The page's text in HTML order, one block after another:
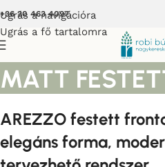
Ugrás a navigációra
Ugrás a fő tartalomra
+36 20 463 4097
AREZZO
MATT
AREZZO festett
elegáns forma,